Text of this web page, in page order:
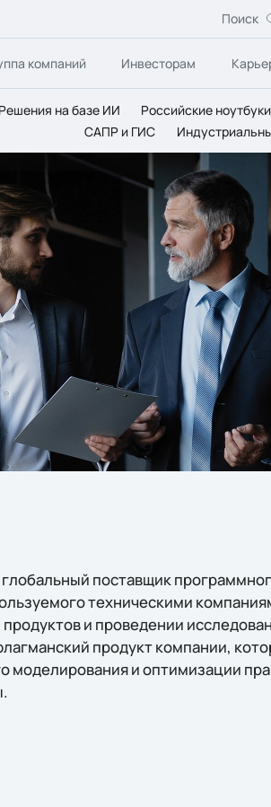
Поиск
компаний Инвесторам
Решения на базе ИИ Российские
САПР и ГИС
глобальный поставщик
техническими
и проведении
продукт компании,
моделирования и оптимизации